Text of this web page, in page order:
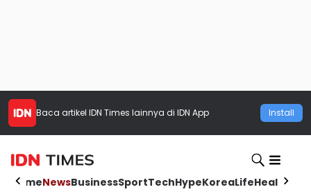
Baca artikel IDN Times lainnya di IDN App Install
HomeNewsBusinessSportTechHypeKoreaLifeHealth